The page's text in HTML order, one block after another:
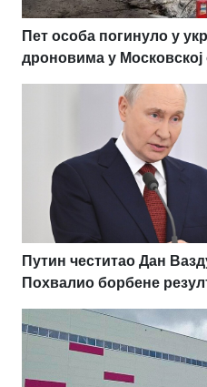
Пет особа погинуло у
дроновима у
Путин честитао Дан
Похвалио борбене